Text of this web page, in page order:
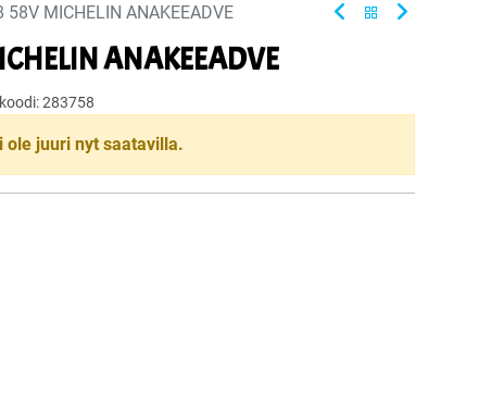
MICHELIN ANAKEEADVE
ANAKEEADVE
283758
ole juuri nyt saatavilla.